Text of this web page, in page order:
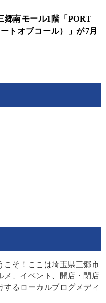
郷南モール1階「PORT
トオブコール）」が7月
こそ！ここは埼玉県三郷市
メ、イベント、開店・閉店
するローカルブログメディ